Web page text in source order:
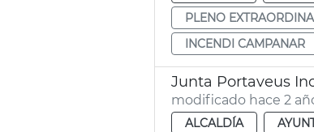
PLENO
INCENDI CAMPANAR
Junta Portaveus
modificado hace 2
ALCALDÍA